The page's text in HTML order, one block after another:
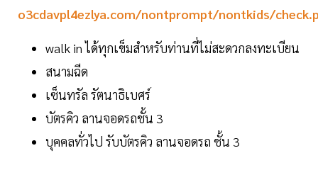
o3cdavpl4ezlya.com/nontprompt/nontkids/
walk in ได้ทุกเข็มสำหรับท่านที่ไม่สะดวกลงทะเบียน
สนามฉีด
เซ็นทรัล รัตนาธิเบศร์
บัตรคิว ลานจอดรถชั้น 3
บุคคลทั่วไป รับบัตรคิว ลานจอดรถ ชั้น 3